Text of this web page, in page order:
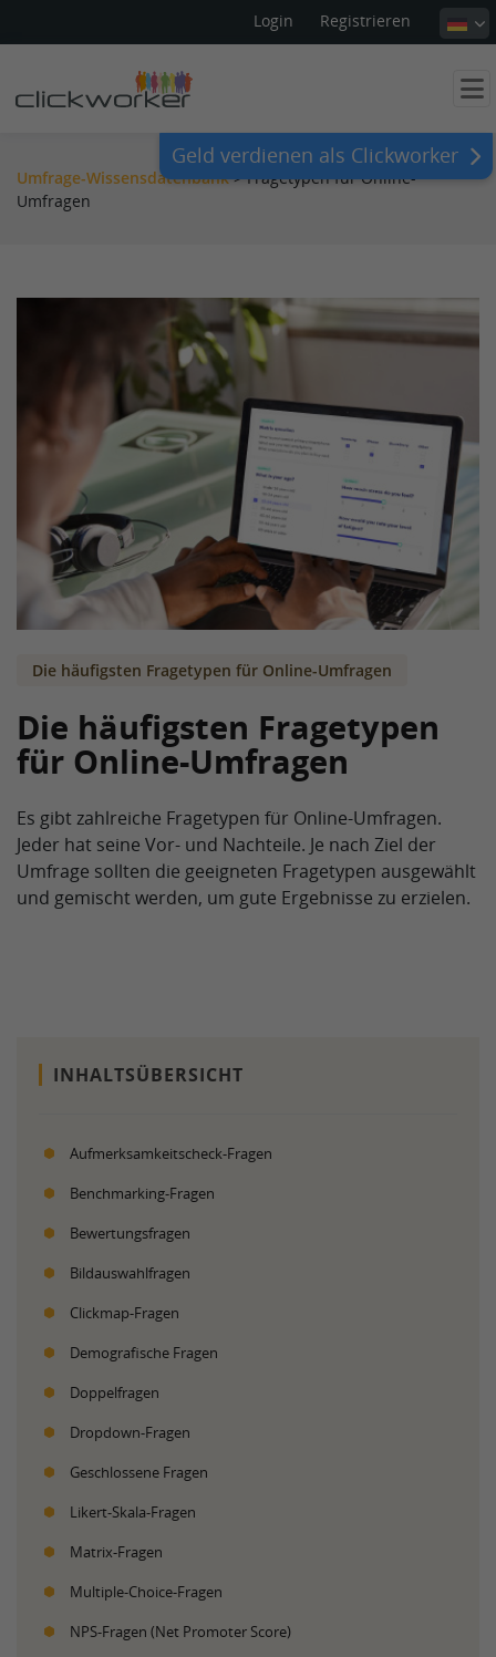
Login Registrieren
Geld verdienen als Clickworker
Umfrage-Wissensdatenbank >Fragetypen für Online-
Umfragen
Die häufigsten Fragetypen für Online-Umfragen
Die häufigsten Fragetypen
für Online-Umfragen
Es gibt zahlreiche Fragetypen für Online-Umfragen.
Jeder hat seine Vor- und Nachteile. Je nach Ziel der
Umfrage sollten die geeigneten Fragetypen ausgewählt
und gemischt werden, um gute Ergebnisse zu erzielen.
INHALTSÜBERSICHT
Aufmerksamkeitscheck-Fragen
Benchmarking-Fragen
Bewertungsfragen
Bildauswahlfragen
Clickmap-Fragen
Demografische Fragen
Doppelfragen
Dropdown-Fragen
Geschlossene Fragen
Likert-Skala-Fragen
Matrix-Fragen
Multiple-Choice-Fragen
NPS-Fragen (Net Promoter Score)